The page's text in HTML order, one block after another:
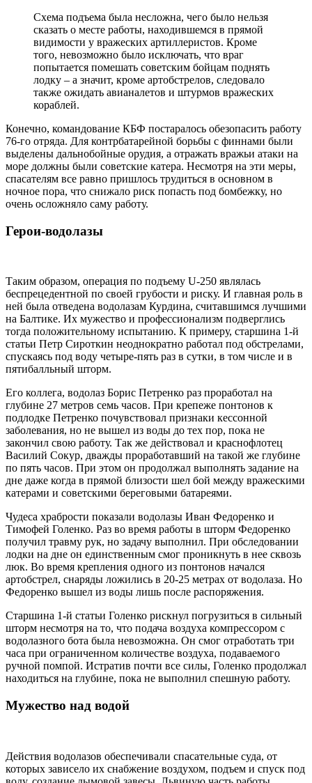
Схема подъема была несложна, чего было нельзя
сказать о месте работы, находившемся в прямой
видимости у вражеских артиллеристов. Кроме
того, невозможно было исключать, что враг
попытается помешать советским бойцам поднять
лодку – а значит, кроме артобстрелов, следовало
также ожидать авианалетов и штурмов вражеских
кораблей.
Конечно, командование КБФ постаралось обезопасить работу
76-го отряда. Для контрбатарейной борьбы с финнами были
выделены дальнобойные орудия, а отражать вражьи атаки на
море должны были советские катера. Несмотря на эти меры,
спасателям все равно пришлось трудиться в основном в
ночное пора, что снижало риск попасть под бомбежку, но
очень осложняло саму работу.
Герои-водолазы
Таким образом, операция по подъему U-250 являлась
беспрецедентной по своей грубости и риску. И главная роль в
ней была отведена водолазам Курдина, считавшимся лучшими
на Балтике. Их мужество и профессионализм подверглись
тогда положительному испытанию. К примеру, старшина 1-й
статьи Петр Сироткин неоднократно работал под обстрелами,
спускаясь под воду четыре-пять раз в сутки, в том числе и в
пятибалльный шторм.
Его коллега, водолаз Борис Петренко раз проработал на
глубине 27 метров семь часов. При крепеже понтонов к
подлодке Петренко почувствовал признаки кессонной
заболевания, но не вышел из воды до тех пор, пока не
закончил свою работу. Так же действовал и краснофлотец
Василий Сокур, дважды проработавший на такой же глубине
по пять часов. При этом он продолжал выполнять задание на
дне даже когда в прямой близости шел бой между вражескими
катерами и советскими береговыми батареями.
Чудеса храбрости показали водолазы Иван Федоренко и
Тимофей Голенко. Раз во время работы в шторм Федоренко
получил травму рук, но задачу выполнил. При обследовании
лодки на дне он единственным смог проникнуть в нее сквозь
люк. Во время крепления одного из понтонов начался
артобстрел, снаряды ложились в 20-25 метрах от водолаза. Но
Федоренко вышел из воды лишь после распоряжения.
Старшина 1-й статьи Голенко рискнул погрузиться в сильный
шторм несмотря на то, что подача воздуха компрессором с
водолазного бота была невозможна. Он смог отработать три
часа при ограниченном количестве воздуха, подаваемого
ручной помпой. Истратив почти все силы, Голенко продолжал
находиться на глубине, пока не выполнил спешную работу.
Мужество над водой
Действия водолазов обеспечивали спасательные суда, от
которых зависело их снабжение воздухом, подъем и спуск под